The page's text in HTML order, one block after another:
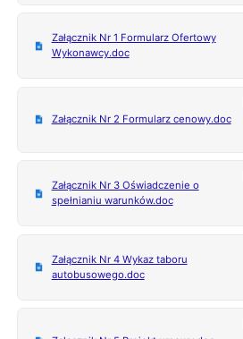
Załącznik Nr 1 Formularz Ofertowy
Wykonawcy.doc
Załącznik Nr 2 Formularz cenowy.doc
Załącznik Nr 3 Oświadczenie o
spełnianiu warunków.doc
Załącznik Nr 4 Wykaz taboru
autobusowego.doc